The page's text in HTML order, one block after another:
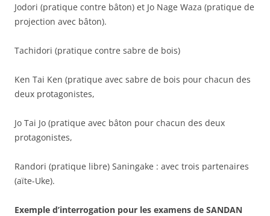
Jodori (pratique contre bâton) et Jo Nage Waza (pratique de
projection avec bâton).
Tachidori (pratique contre sabre de bois)
Ken Tai Ken (pratique avec sabre de bois pour chacun des
deux protagonistes,
Jo Tai Jo (pratique avec bâton pour chacun des deux
protagonistes,
Randori (pratique libre) Saningake : avec trois partenaires
(aïte-Uke).
Exemple d’interrogation pour les examens de SANDAN